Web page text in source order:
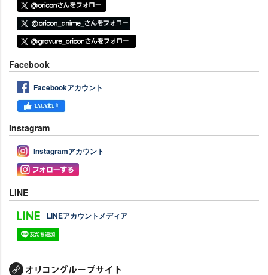
Facebook
Facebookアカウント
Instagram
Instagramアカウント
LINE
LINEアカウントメディア